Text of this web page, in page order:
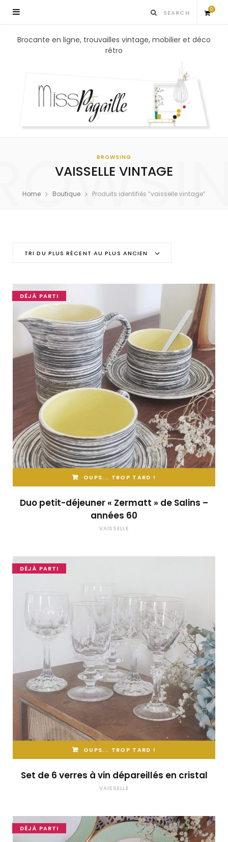
0
S
p
t
Brocante en ligne, trouvailles vintage, mobilier et déco
rétro
BROWSING
VAISSELLE VINTAGE
Home Boutique Produits identifiés “vaisselle vintage”
TRI DU PLUS RÉCENT AU PLUS ANCIEN
DÉJÀ PARTI
OUPS... TROP TARD !
Duo petit-déjeuner « Zermatt » de Salins –
années 60
VAISSELLE
DÉJÀ PARTI
OUPS... TROP TARD !
Set de 6 verres à vin dépareillés en cristal
VAISSELLE
DÉJÀ PARTI